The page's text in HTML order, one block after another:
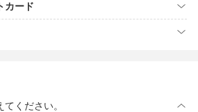
カード
ください。